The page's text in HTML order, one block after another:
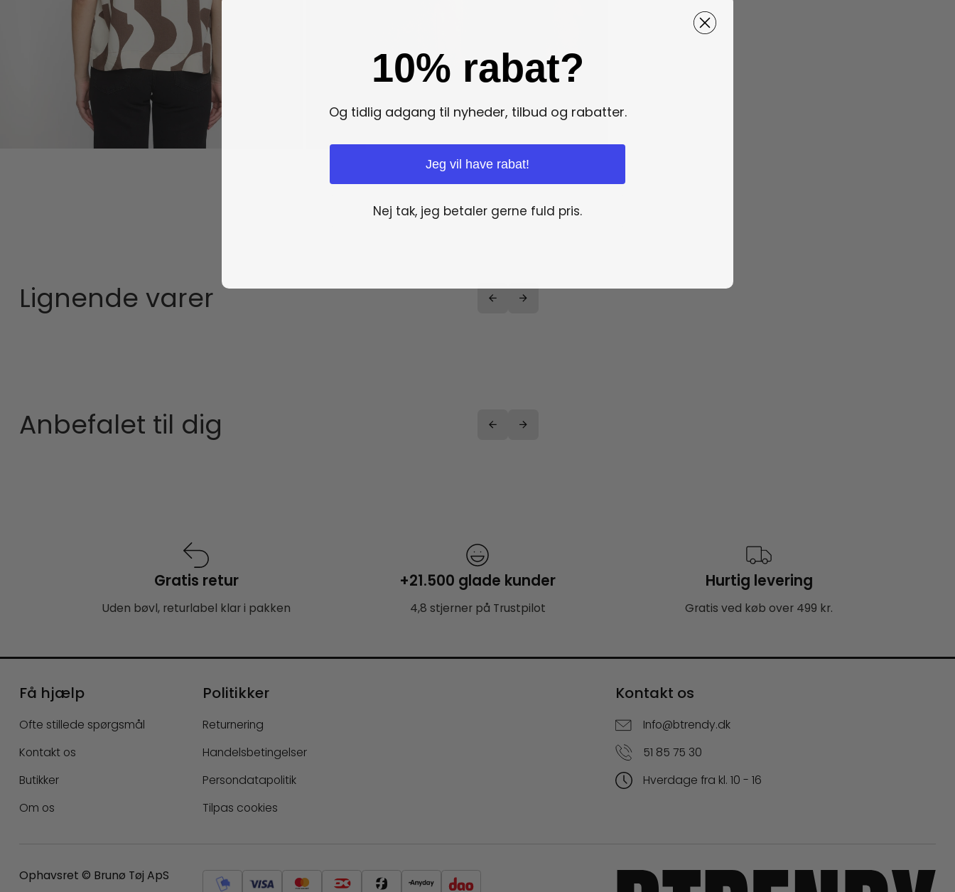
Lignende varer
Anbefalet til dig
Gratis retur
Uden bøvl, returlabel klar i pakken
+21.500 glade kunder
4,8 stjerner på Trustpilot
Hurtig levering
Gratis ved køb over 499 kr.
Få hjælp
Ofte stillede spørgsmål
Kontakt os
Butikker
Om os
Politikker
Returnering
Handelsbetingelser
Persondatapolitik
Tilpas cookies
Kontakt os
Info@btrendy.dk
51 85 75 30
Hverdage fra kl. 10 - 16
Ophavsret © Brunø Tøj ApS
10% rabat?
Og tidlig adgang til nyheder, tilbud og rabatter.
Jeg vil have rabat!
Nej tak, jeg betaler gerne fuld pris.